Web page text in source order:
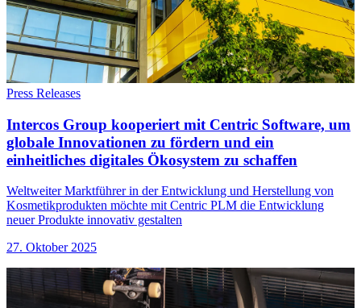
Press Releases
Intercos Group kooperiert mit Centric Software, um
globale Innovationen zu fördern und ein
einheitliches digitales Ökosystem zu schaffen
Weltweiter Marktführer in der Entwicklung und Herstellung von
Kosmetikprodukten möchte mit Centric PLM die Entwicklung
neuer Produkte innovativ gestalten
27. Oktober 2025